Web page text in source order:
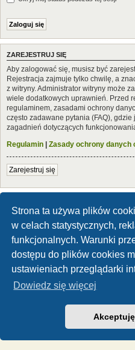
Strona ta używa plików
w celach statystycznych,
funkcjonalnych. Warunki
dostępu do plików cookies
ustawieniach przeglądarki
Dowiedz się więcej
ZAREJESTRUJ SIĘ
Aby zalogować się, musisz być
Rejestracja zajmuje tylko chwilę, a
z witryny. Administrator witryny może
wiele dodatkowych uprawnień. Przed
regulaminem, zasadami ochrony
często zadawane pytania (FAQ),
zagadnień dotyczących
Regulamin | Zasady ochrony danych
Zarejestruj się
Technologię dostarczaphpBB®
Zasady ochrony